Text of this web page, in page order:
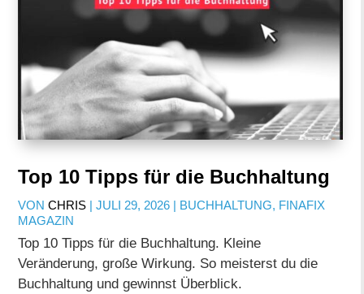
Top 10 Tipps für die Buchhaltung
VONCHRIS |JULI 29, 2026 | BUCHHALTUNG, FINAFIX
MAGAZIN
Top 10 Tipps für die Buchhaltung. Kleine
Veränderung, große Wirkung. So meisterst du die
Buchhaltung und gewinnst Überblick.